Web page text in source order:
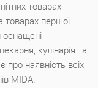
товарах
товарах першої
оснащені
кулінарія та
наявність всіх
MIDA.